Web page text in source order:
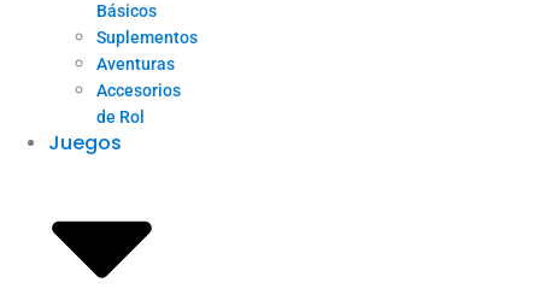
Básicos
Suplementos
Aventuras
Accesorios
de Rol
Juegos